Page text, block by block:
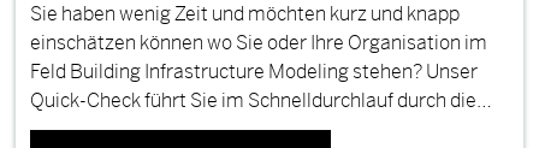
Sie haben wenig Zeit und möchten kurz und knapp
einschätzen können wo Sie oder Ihre Organisation im
Feld Building Infrastructure Modeling stehen? Unser
Quick-Check führt Sie im Schnelldurchlauf durch die…